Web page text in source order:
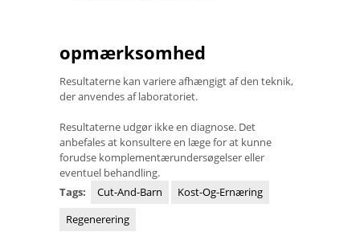
opmærksomhed
Resultaterne kan variere afhængigt af den teknik,
der anvendes af laboratoriet.
Resultaterne udgør ikke en diagnose. Det
anbefales at konsultere en læge for at kunne
forudse komplementærundersøgelser eller
eventuel behandling.
Tags:
Cut-And-Barn
Kost-Og-Ernæring
Regenerering